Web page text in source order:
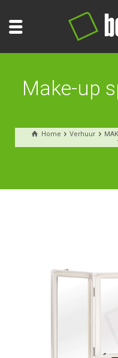
Make-up
Home Verhuur